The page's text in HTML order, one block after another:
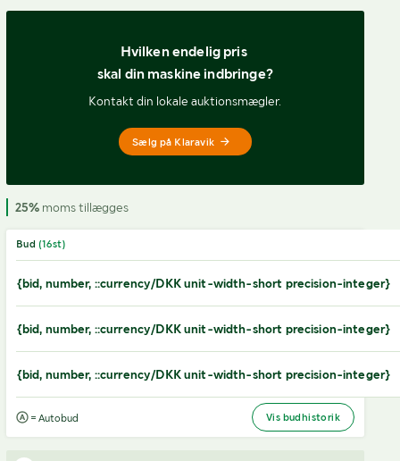
Hvilken endelig pris
skal din maskine indbringe?
Kontakt din lokale auktionsmægler.
Sælg på Klaravik
25%moms tillægges
Bud (16st)
{bid, number, ::currency/DKK unit-width-short precision-integer}
{bid, number, ::currency/DKK unit-width-short precision-integer}
{bid, number, ::currency/DKK unit-width-short precision-integer}
= Autobud Vis budhistorik